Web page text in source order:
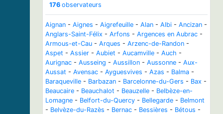
176 observateurs
Aignan - Aignes - Aigrefeuille - Alan - Albi - Ancizan -
Anglars-Saint-Félix - Arfons - Argences en Aubrac -
Armous-et-Cau - Arques - Arzenc-de-Randon -
Aspet - Assier - Aubiet - Aucamville - Auch -
Aurignac - Ausseing - Aussillon - Aussonne - Aux-
Aussat - Avensac - Ayguesvives - Azas - Balma -
Baraqueville - Barbazan - Barcelonne-du-Gers - Bax -
Beaucaire - Beauchalot - Beauzelle - Belbèze-en-
Lomagne - Belfort-du-Quercy - Bellegarde - Belmont
- Belvèze-du-Razès - Bernac - Bessières - Bétous -